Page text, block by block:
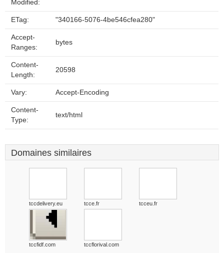
Modified:
ETag: "340166-5076-4be546cfea280"
Accept-
Ranges:
bytes
Content-
Length:
20598
Vary: Accept-Encoding
Content-
Type:
text/html
Domaines similaires
tccdelivery.eu tcce.fr tcceu.fr
tccfidf.com tccflorival.com